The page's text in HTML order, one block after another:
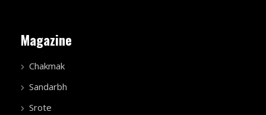
Magazine
Chakmak
Sandarbh
Srote